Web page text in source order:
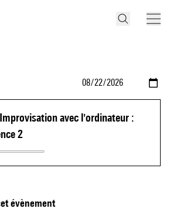
avec l'ordinateur :
2
évènement